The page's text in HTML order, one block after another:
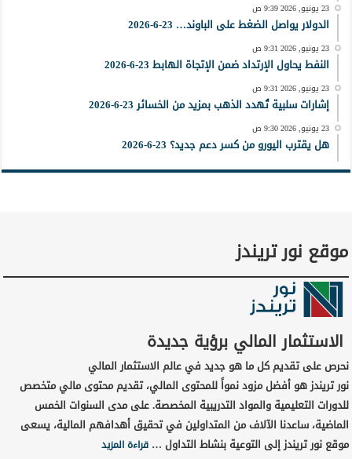
23 يونيو, 2026 9:39 ص
الدولار يواصل الضغط على الباوند… 23-6-2026
23 يونيو, 2026 9:31 ص
النفط يحاول الإرتداد ضمن الإتجاة الهابط 23-6-2026
23 يونيو, 2026 9:31 ص
إشارات سلبية تُهدد الذهب بمزيد من الخسائر 23-6-2026
23 يونيو, 2026 9:30 ص
هل يقترب اليورو من كسر دعم جديد؟ 23-6-2026
موقع نور تريندز
الاستثمار المالي برؤية جديدة
نحرص على تقديم كل ما هو جديد في عالم الاستثمار المالي
نور تريندز هو أفضل مزود نمواً للمحتوى المالي، تقديم محتوى مالي متخصص
للدورات التعليمية والمواد التدريبية المخصصة. على مدى السنوات الخمس
الماضية، ساعدنا الآلاف من المتداولين في تحقيق أهدافهم المالية، يسعى
موقع نور تريندز إلى التوعية بنشاط التداول …قراءة المزيد